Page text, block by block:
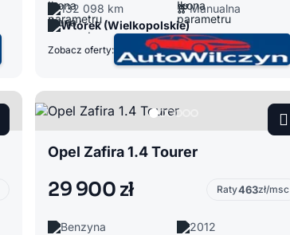
132 098 km
Manualna
Wtórek (Wielkopolskie)
Zobacz oferty:
Opel Zafira 1.4 Tourer
29 900 zł Raty463zł/msc
Benzyna
2012